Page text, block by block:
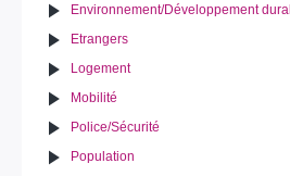
Environnement/Développement
Etrangers
Logement
Mobilité
Police/Sécurité
Population